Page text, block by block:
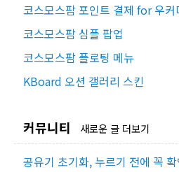
코스모스팜 포인트 결제 for 우커
코스모스팜 심플 팝업
코스모스팜 플로팅 메뉴
KBoard 오션 갤러리 스킨
커뮤니티 새로운 글 더보기
공유기 초기화, 누르기 전에 꼭